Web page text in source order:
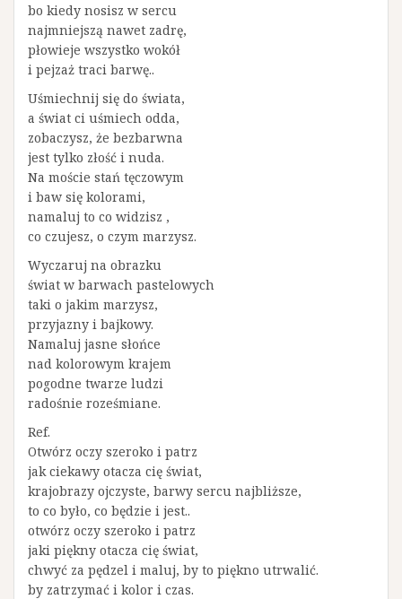
bo kiedy nosisz w sercu
najmniejszą nawet zadrę,
płowieje wszystko wokół
i pejzaż traci barwę..
Uśmiechnij się do świata,
a świat ci uśmiech odda,
zobaczysz, że bezbarwna
jest tylko złość i nuda.
Na moście stań tęczowym
i baw się kolorami,
namaluj to co widzisz ,
co czujesz, o czym marzysz.
Wyczaruj na obrazku
świat w barwach pastelowych
taki o jakim marzysz,
przyjazny i bajkowy.
Namaluj jasne słońce
nad kolorowym krajem
pogodne twarze ludzi
radośnie roześmiane.
Ref.
Otwórz oczy szeroko i patrz
jak ciekawy otacza cię świat,
krajobrazy ojczyste, barwy sercu najbliższe,
to co było, co będzie i jest..
otwórz oczy szeroko i patrz
jaki piękny otacza cię świat,
chwyć za pędzel i maluj, by to piękno utrwalić.
by zatrzymać i kolor i czas.